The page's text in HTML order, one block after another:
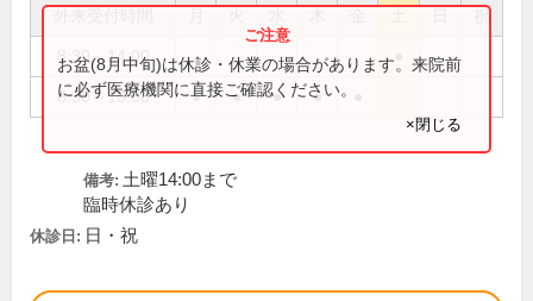
祝
8:30～14:00
8:30～18:00 ● ● ● ●
お盆(8月中旬)は休診・休業の場合があります。来院前
に必ず医療機関に直接ご確認ください。
×閉じる
備考: 土曜14:00まで
臨時休診あり
休診日: 日・祝